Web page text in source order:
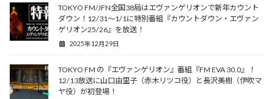
TOKYO FM/JFN全国38局はエヴァンゲリオンで新年カウント
ダウン！12/31～1/1に特別番組『カウントダウン・エヴァン
ゲリオン25/26』を放送！
2025年12月29日
TOKYO FM の『エヴァンゲリオン』番組『FM EVA 30.0』！
12/13放送に山口由里子（赤木リツコ役）と長沢美樹（伊吹マ
ヤ役）が初登場！